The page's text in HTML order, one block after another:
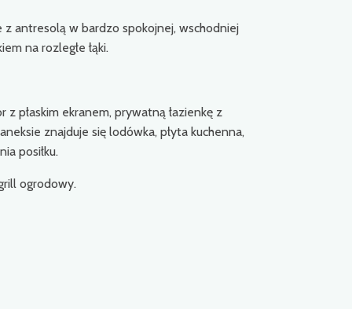
antresolą w bardzo spokojnej, wschodniej
na rozległe łąki.
płaskim ekranem, prywatną łazienkę z
znajduje się lodówka, płyta kuchenna,
posiłku.
ogrodowy.